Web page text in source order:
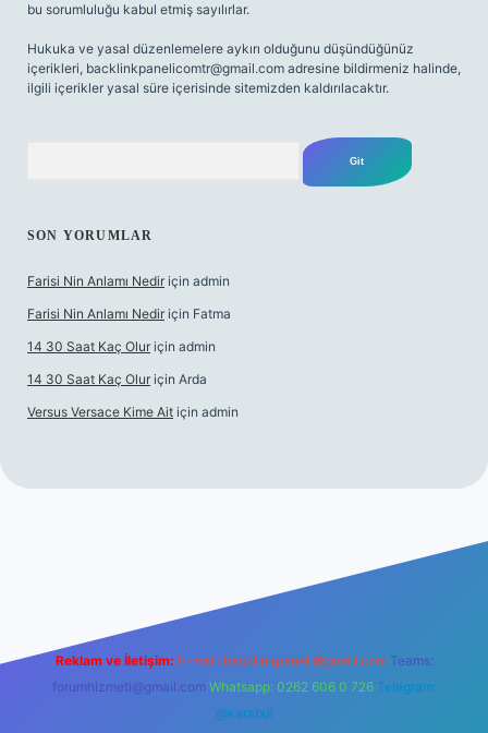
bu sorumluluğu kabul etmiş sayılırlar.
Hukuka ve yasal düzenlemelere aykırı olduğunu düşündüğünüz
içerikleri, backlinkpanelicomtr@gmail.com adresine bildirmeniz halinde,
ilgili içerikler yasal süre içerisinde sitemizden kaldırılacaktır.
SON YORUMLAR
Farisi Nin Anlamı Nedir için admin
Farisi Nin Anlamı Nedir için Fatma
14 30 Saat Kaç Olur için admin
14 30 Saat Kaç Olur için Arda
Versus Versace Kime Ait için admin
Reklam ve İletişim: E-mail: backlinkpaneli@gmail.com Teams:
forumhizmeti@gmail.com Whatsapp: 0262 606 0 726 Telegram:
@karabul